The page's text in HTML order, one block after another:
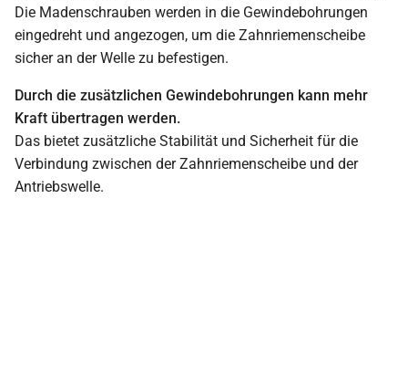
Die Madenschrauben werden in die Gewindebohrungen
eingedreht und angezogen, um die Zahnriemenscheibe
sicher an der Welle zu befestigen.
Durch die zusätzlichen Gewindebohrungen kann mehr
Kraft übertragen werden.
Das bietet zusätzliche Stabilität und Sicherheit für die
Verbindung zwischen der Zahnriemenscheibe und der
Antriebswelle.